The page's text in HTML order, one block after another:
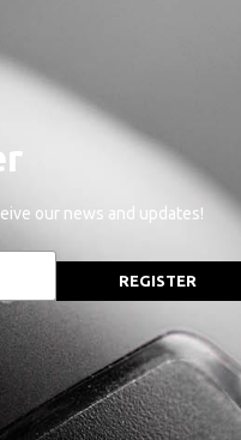
our news and updates!
REGISTER